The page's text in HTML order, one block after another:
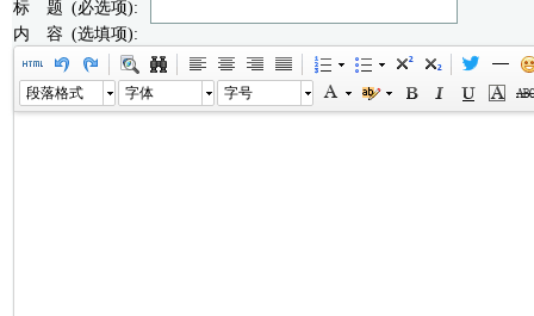
标 题 (必选项):
内 容 (选填项):
段落格式 字体 字号